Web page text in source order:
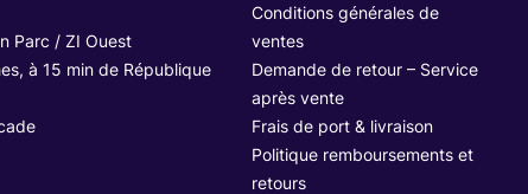
Parc / ZI Ouest
à 15 min de République
Conditions générales de
ventes
Demande de retour – Service
après vente
Frais de port & livraison
Politique remboursements et
retours